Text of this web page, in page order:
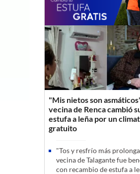
"Mis nietos son
vecina de Renca cambió
estufa a leña por un
gratuito
"Tos y resfrío más
vecina de Talagante fue
con recambio de estufa a